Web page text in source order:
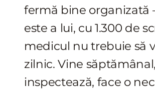
fermă bine
este a lui, cu 1.300 de
medicul nu trebuie să
zilnic. Vine săptămânal,
inspectează, face o